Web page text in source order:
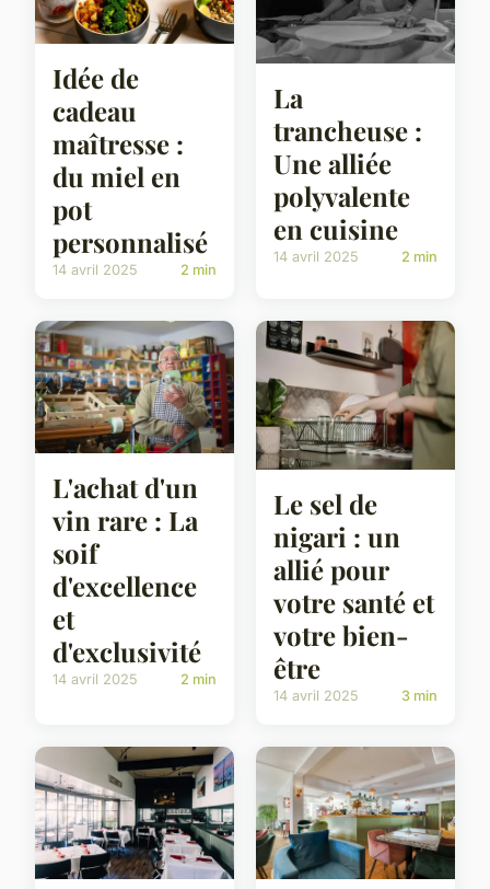
Idée de
cadeau
maîtresse :
du miel en
pot
personnalisé
14 avril 2025 2 min
La
trancheuse :
Une alliée
polyvalente
en cuisine
14 avril 2025 2 min
L'achat d'un
vin rare : La
soif
d'excellence
et
d'exclusivité
14 avril 2025 2 min
Le sel de
nigari : un
allié pour
votre santé et
votre bien-
être
14 avril 2025 3 min